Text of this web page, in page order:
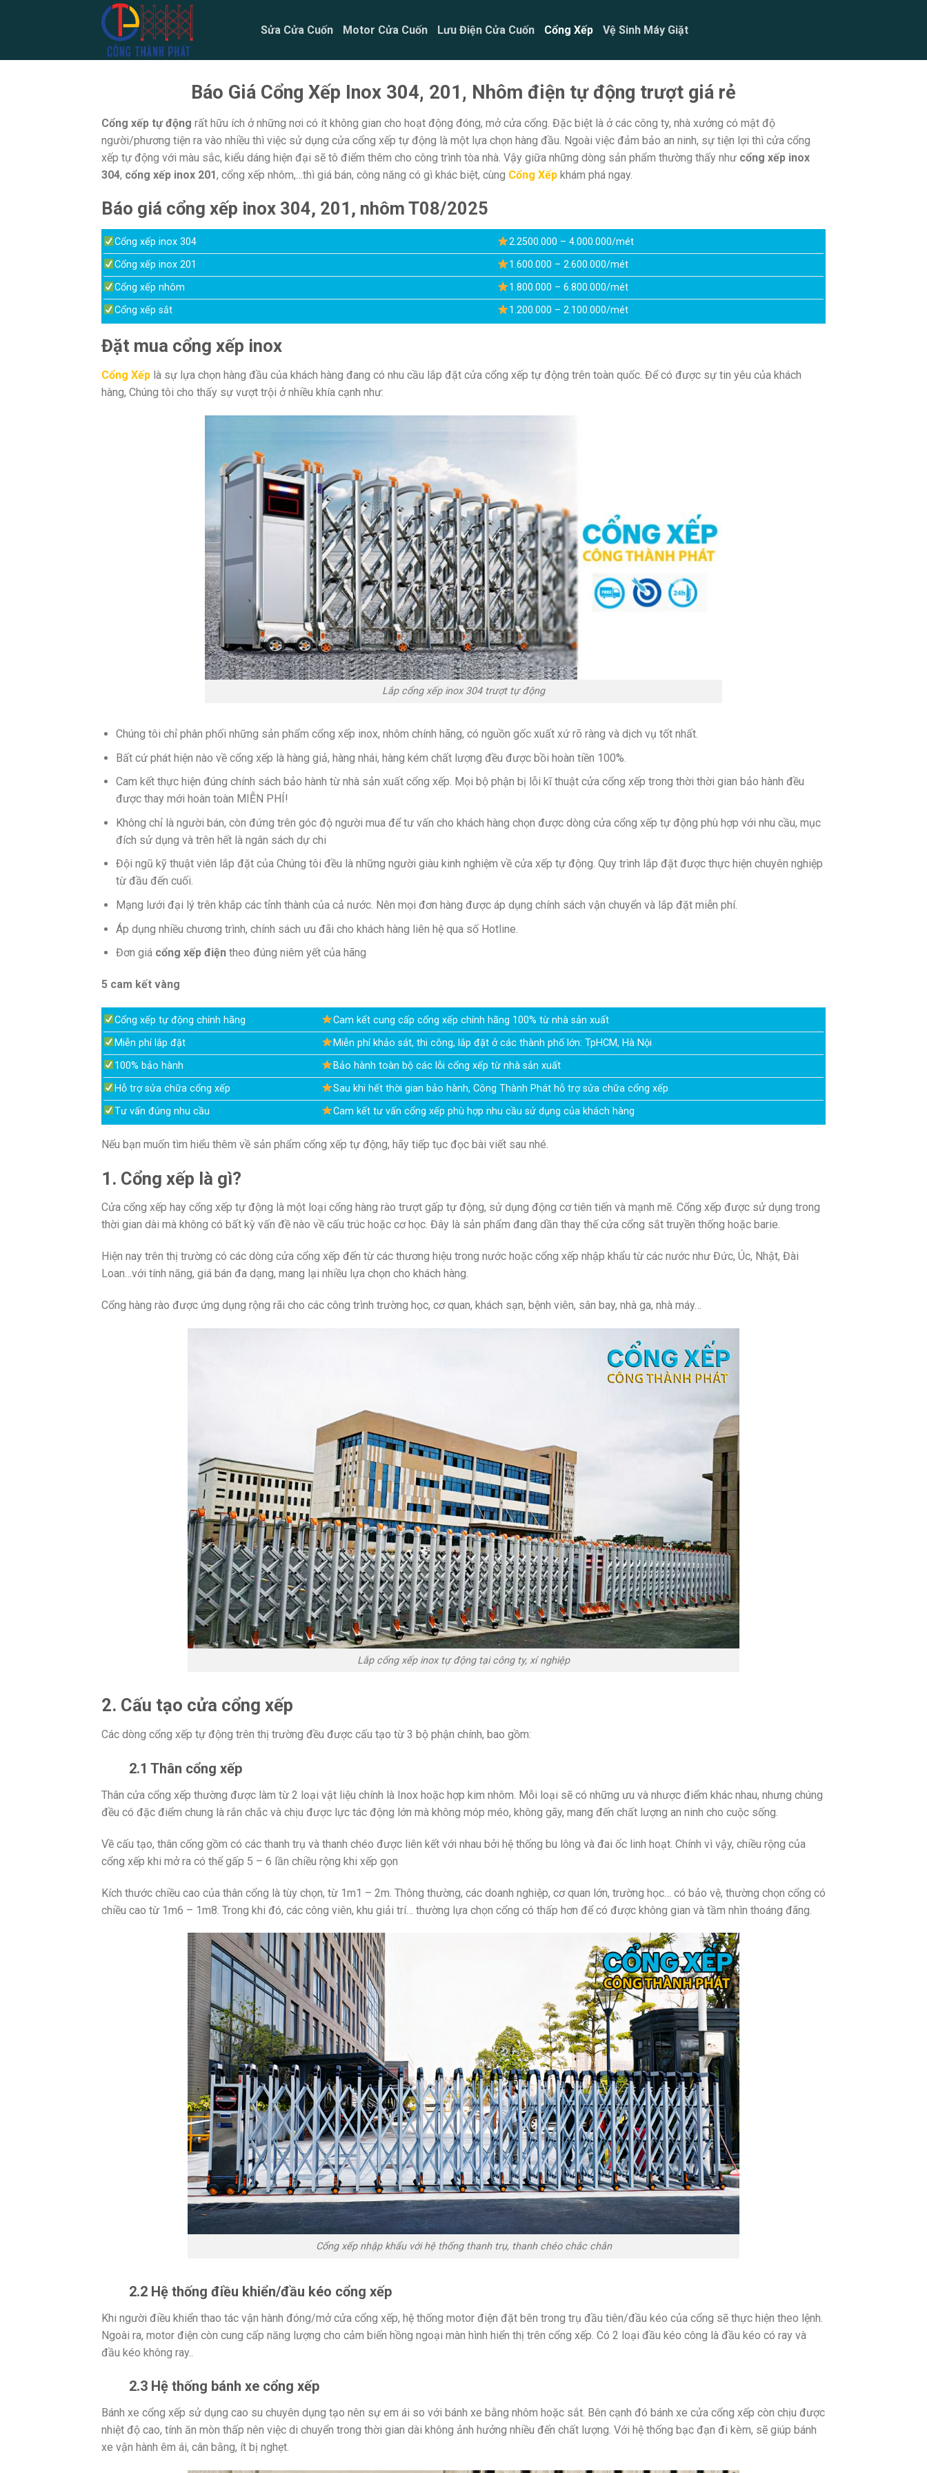
Sửa Cửa Cuốn Motor Cửa Cuốn Lưu Điện Cửa Cuốn Cổng Xếp Vệ Sinh Máy Giặt
Báo Giá Cổng Xếp Inox 304, 201, Nhôm điện tự động trượt giá rẻ
Cổng xếp tự động rất hữu ích ở những nơi có ít không gian cho hoạt động đóng, mở cửa cổng. Đặc biệt là ở các công ty, nhà xưởng có mật độ
người/phương tiện ra vào nhiều thì việc sử dụng cửa cổng xếp tự động là một lựa chọn hàng đầu. Ngoài việc đảm bảo an ninh, sự tiện lợi thì cửa cổng
xếp tự động với màu sắc, kiểu dáng hiện đại sẽ tô điểm thêm cho công trình tòa nhà. Vậy giữa những dòng sản phẩm thường thấy như cổng xếp inox
304, cổng xếp inox 201, cổng xếp nhôm,…thì giá bán, công năng có gì khác biệt, cùng Cổng Xếp khám phá ngay.
Báo giá cổng xếp inox 304, 201, nhôm T08/2025
Cổng xếp inox 304
2.2500.000 – 4.000.000/mét
Cổng xếp inox 201
1.600.000 – 2.600.000/mét
Cổng xếp nhôm
1.800.000 – 6.800.000/mét
Cổng xếp sắt
1.200.000 – 2.100.000/mét
Đặt mua cổng xếp inox
Cổng Xếp là sự lựa chọn hàng đầu của khách hàng đang có nhu cầu lắp đặt cửa cổng xếp tự động trên toàn quốc. Để có được sự tin yêu của khách
hàng, Chúng tôi cho thấy sự vượt trội ở nhiều khía cạnh như:
Lắp cổng xếp inox 304 trượt tự động
Chúng tôi chỉ phân phối những sản phẩm cổng xếp inox, nhôm chính hãng, có nguồn gốc xuất xứ rõ ràng và dịch vụ tốt nhất.
Bất cứ phát hiện nào về cổng xếp là hàng giả, hàng nhái, hàng kém chất lượng đều được bồi hoàn tiền 100%.
Cam kết thực hiện đúng chính sách bảo hành từ nhà sản xuất cổng xếp. Mọi bộ phận bị lỗi kĩ thuật cửa cổng xếp trong thời thời gian bảo hành đều
được thay mới hoàn toàn MIỄN PHÍ!
Không chỉ là người bán, còn đứng trên góc độ người mua để tư vấn cho khách hàng chọn được dòng cửa cổng xếp tự động phù hợp với nhu cầu, mục
đích sử dụng và trên hết là ngân sách dự chi
Đội ngũ kỹ thuật viên lắp đặt của Chúng tôi đều là những người giàu kinh nghiệm về cửa xếp tự động. Quy trình lắp đặt được thực hiện chuyên nghiệp
từ đầu đến cuối.
Mạng lưới đại lý trên khắp các tỉnh thành của cả nước. Nên mọi đơn hàng được áp dụng chính sách vận chuyển và lắp đặt miễn phí.
Áp dụng nhiều chương trình, chính sách ưu đãi cho khách hàng liên hệ qua số Hotline.
Đơn giá cổng xếp điệntheo đúng niêm yết của hãng
5 cam kết vàng
Cổng xếp tự động chính hãng
Cam kết cung cấp cổng xếp chính hãng 100% từ nhà sản xuất
Miễn phí lắp đặt
Miễn phí khảo sát, thi công, lắp đặt ở các thành phố lớn: TpHCM, Hà Nội
100% bảo hành
Bảo hành toàn bộ các lỗi cổng xếp từ nhà sản xuất
Hỗ trợ sửa chữa cổng xếp
Sau khi hết thời gian bảo hành, Công Thành Phát hỗ trợ sửa chữa cổng xếp
Tư vấn đúng nhu cầu
Cam kết tư vấn cổng xếp phù hợp nhu cầu sử dụng của khách hàng
Nếu bạn muốn tìm hiểu thêm về sản phẩm cổng xếp tự động, hãy tiếp tục đọc bài viết sau nhé.
1. Cổng xếp là gì?
Cửa cổng xếp hay cổng xếp tự động là một loại cổng hàng rào trượt gấp tự động, sử dụng động cơ tiên tiến và mạnh mẽ. Cổng xếp được sử dụng trong
thời gian dài mà không có bất kỳ vấn đề nào về cấu trúc hoặc cơ học. Đây là sản phẩm đang dần thay thế cửa cổng sắt truyền thống hoặc barie.
Hiện nay trên thị trường có các dòng cửa cổng xếp đến từ các thương hiệu trong nước hoặc cổng xếp nhập khẩu từ các nước như Đức, Úc, Nhật, Đài
Loan…với tính năng, giá bán đa dạng, mang lại nhiều lựa chọn cho khách hàng.
Cổng hàng rào được ứng dụng rộng rãi cho các công trình trường học, cơ quan, khách sạn, bệnh viên, sân bay, nhà ga, nhà máy…
Lắp cổng xếp inox tự động tại công ty, xí nghiệp
2. Cấu tạo cửa cổng xếp
Các dòng cổng xếp tự động trên thị trường đều được cấu tạo từ 3 bộ phận chính, bao gồm:
2.1 Thân cổng xếp
Thân cửa cổng xếp thường được làm từ 2 loại vật liệu chính là Inox hoặc hợp kim nhôm. Mỗi loại sẽ có những ưu và nhược điểm khác nhau, nhưng chúng
đều có đặc điểm chung là rắn chắc và chịu được lực tác động lớn mà không móp méo, không gãy, mang đến chất lượng an ninh cho cuộc sống.
Về cấu tạo, thân cống gồm có các thanh trụ và thanh chéo được liên kết với nhau bởi hệ thống bu lông và đai ốc linh hoạt. Chính vì vậy, chiều rộng của
cổng xếp khi mở ra có thể gấp 5 – 6 lần chiều rộng khi xếp gọn
Kích thước chiều cao của thân cổng là tùy chọn, từ 1m1 – 2m. Thông thường, các doanh nghiệp, cơ quan lớn, trường học… có bảo vệ, thường chọn cổng có
chiều cao từ 1m6 – 1m8. Trong khi đó, các công viên, khu giải trí… thường lựa chọn cổng có thấp hơn để có được không gian và tầm nhìn thoáng đãng.
Cổng xếp nhập khẩu với hệ thống thanh trụ, thanh chéo chắc chắn
2.2 Hệ thống điều khiển/đầu kéo cổng xếp
Khi người điều khiển thao tác vận hành đóng/mở cửa cổng xếp, hệ thống motor điện đặt bên trong trụ đầu tiên/đầu kéo của cổng sẽ thực hiện theo lệnh.
Ngoài ra, motor điện còn cung cấp năng lượng cho cảm biến hồng ngoại màn hình hiển thị trên cổng xếp. Có 2 loại đầu kéo công là đầu kéo có ray và
đầu kéo không ray..
2.3 Hệ thống bánh xe cổng xếp
Bánh xe cổng xếp sử dụng cao su chuyên dụng tạo nên sự em ái so với bánh xe bằng nhôm hoặc sắt. Bên cạnh đó bánh xe cửa cổng xếp còn chịu được
nhiệt độ cao, tính ăn mòn thấp nên việc di chuyển trong thời gian dài không ảnh hưởng nhiều đến chất lượng. Với hệ thống bạc đạn đi kèm, sẽ giúp bánh
xe vận hành êm ái, cân bằng, ít bị nghẹt.